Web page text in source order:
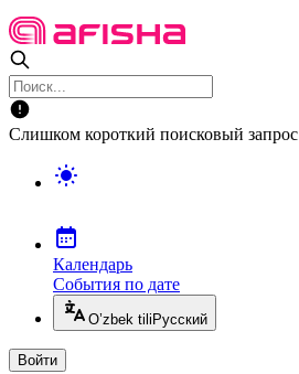
Слишком короткий поисковый запрос
Календарь
События по дате
O’zbek tili Русский
Войти